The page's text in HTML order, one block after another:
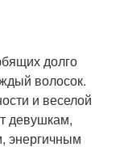
долго
волосок.
и веселой
девушкам,
энергичным